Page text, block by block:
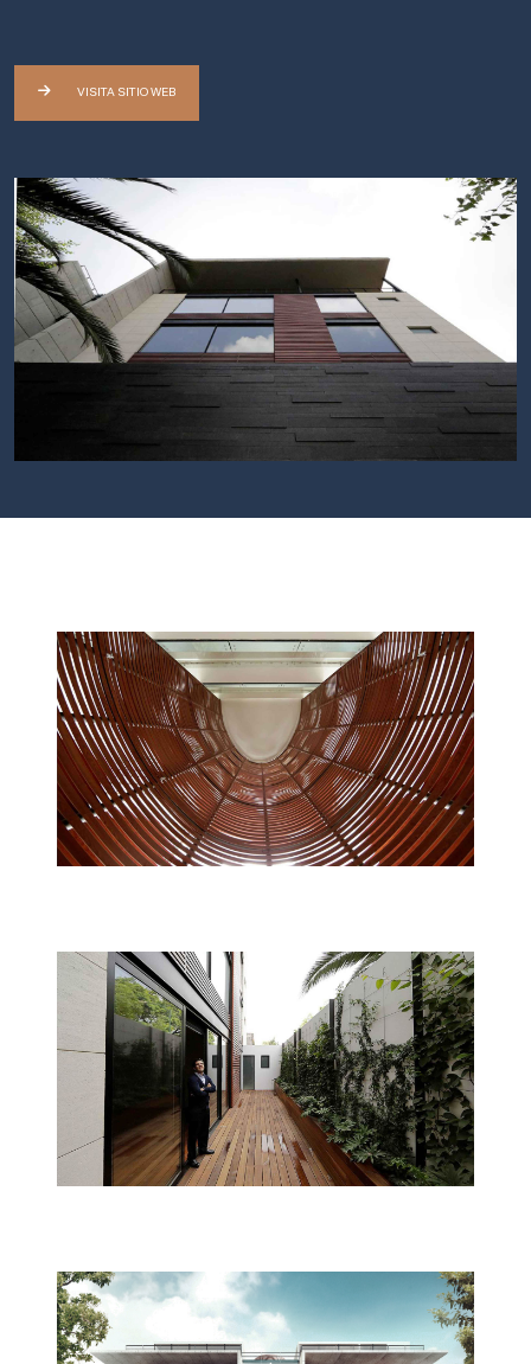
VISITA SITIO WEB